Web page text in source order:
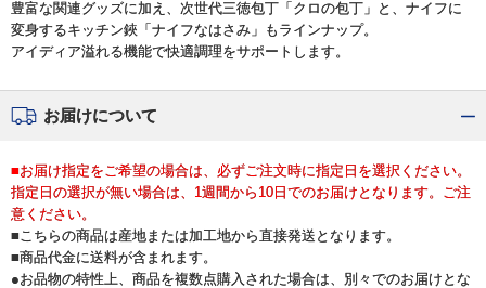
豊富な関連グッズに加え、次世代三徳包丁「クロの包丁」と、ナイフに
変身するキッチン鋏「ナイフなはさみ」もラインナップ。
アイディア溢れる機能で快適調理をサポートします。
お届けについて
■お届け指定をご希望の場合は、必ずご注文時に指定日を選択ください。
指定日の選択が無い場合は、1週間から10日でのお届けとなります。ご注
意ください。
■こちらの商品は産地または加工地から直接発送となります。
■商品代金に送料が含まれます。
●お品物の特性上、商品を複数点購入された場合は、別々でのお届けとな